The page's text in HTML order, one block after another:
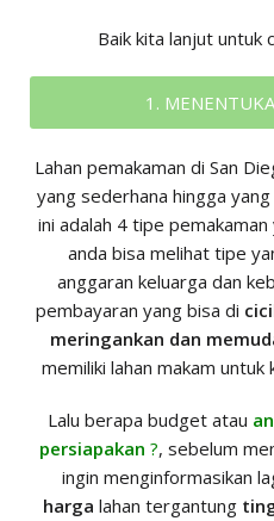
Baik kita lanjut untuk
1.
Lahan pemakaman di San
yang sederhana hingga
ini adalah 4 tipe
anda bisa melihat tipe
anggaran keluarga dan
pembayaran yang bisa di
meringankan dan
memiliki lahan makam untuk
Lalu berapa budget atau
persiapakan ?, sebelum
ingin menginformasikan
harga lahan tergantung